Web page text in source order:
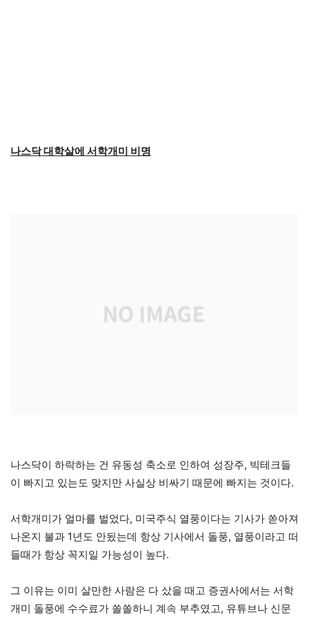
나스닥 대학살에 서학개미 비명
나스닥이 하락하는 건 유동성 축소로 인하여 성장주, 빅테크들
이 빠지고 있는도 맞지만 사실상 비싸기 때문에 빠지는 것이다.
서학개미가 얼마를 벌었다, 미국주식 열풍이다는 기사가 쏟아져
나온지 불과 1년도 안됬는데 항상 기사에서 돌풍, 열풍이라고 떠
들때가 항상 꼭지일 가능성이 높다.
그 이유는 이미 살만한 사람은 다 샀을 때고 증권사에서는 서학
개미 돌풍에 수수료가 쏠쏠하니 계속 부추였고, 유튜브나 신문